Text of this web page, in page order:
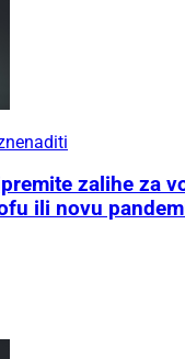
zalihe za
ili novu